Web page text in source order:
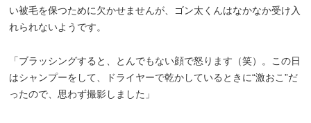
い被毛を保つために欠かせませんが、ゴン太くんはなかなか受け入
れられないようです。
「ブラッシングすると、とんでもない顔で怒ります（笑）。この日
はシャンプーをして、ドライヤーで乾かしているときに“激おこ”だ
ったので、思わず撮影しました」